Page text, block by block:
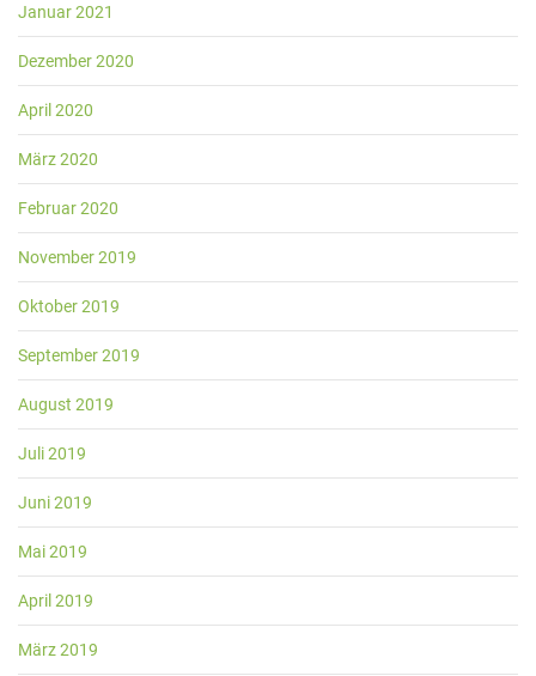
Januar 2021
Dezember 2020
April 2020
März 2020
Februar 2020
November 2019
Oktober 2019
September 2019
August 2019
Juli 2019
Juni 2019
Mai 2019
April 2019
März 2019